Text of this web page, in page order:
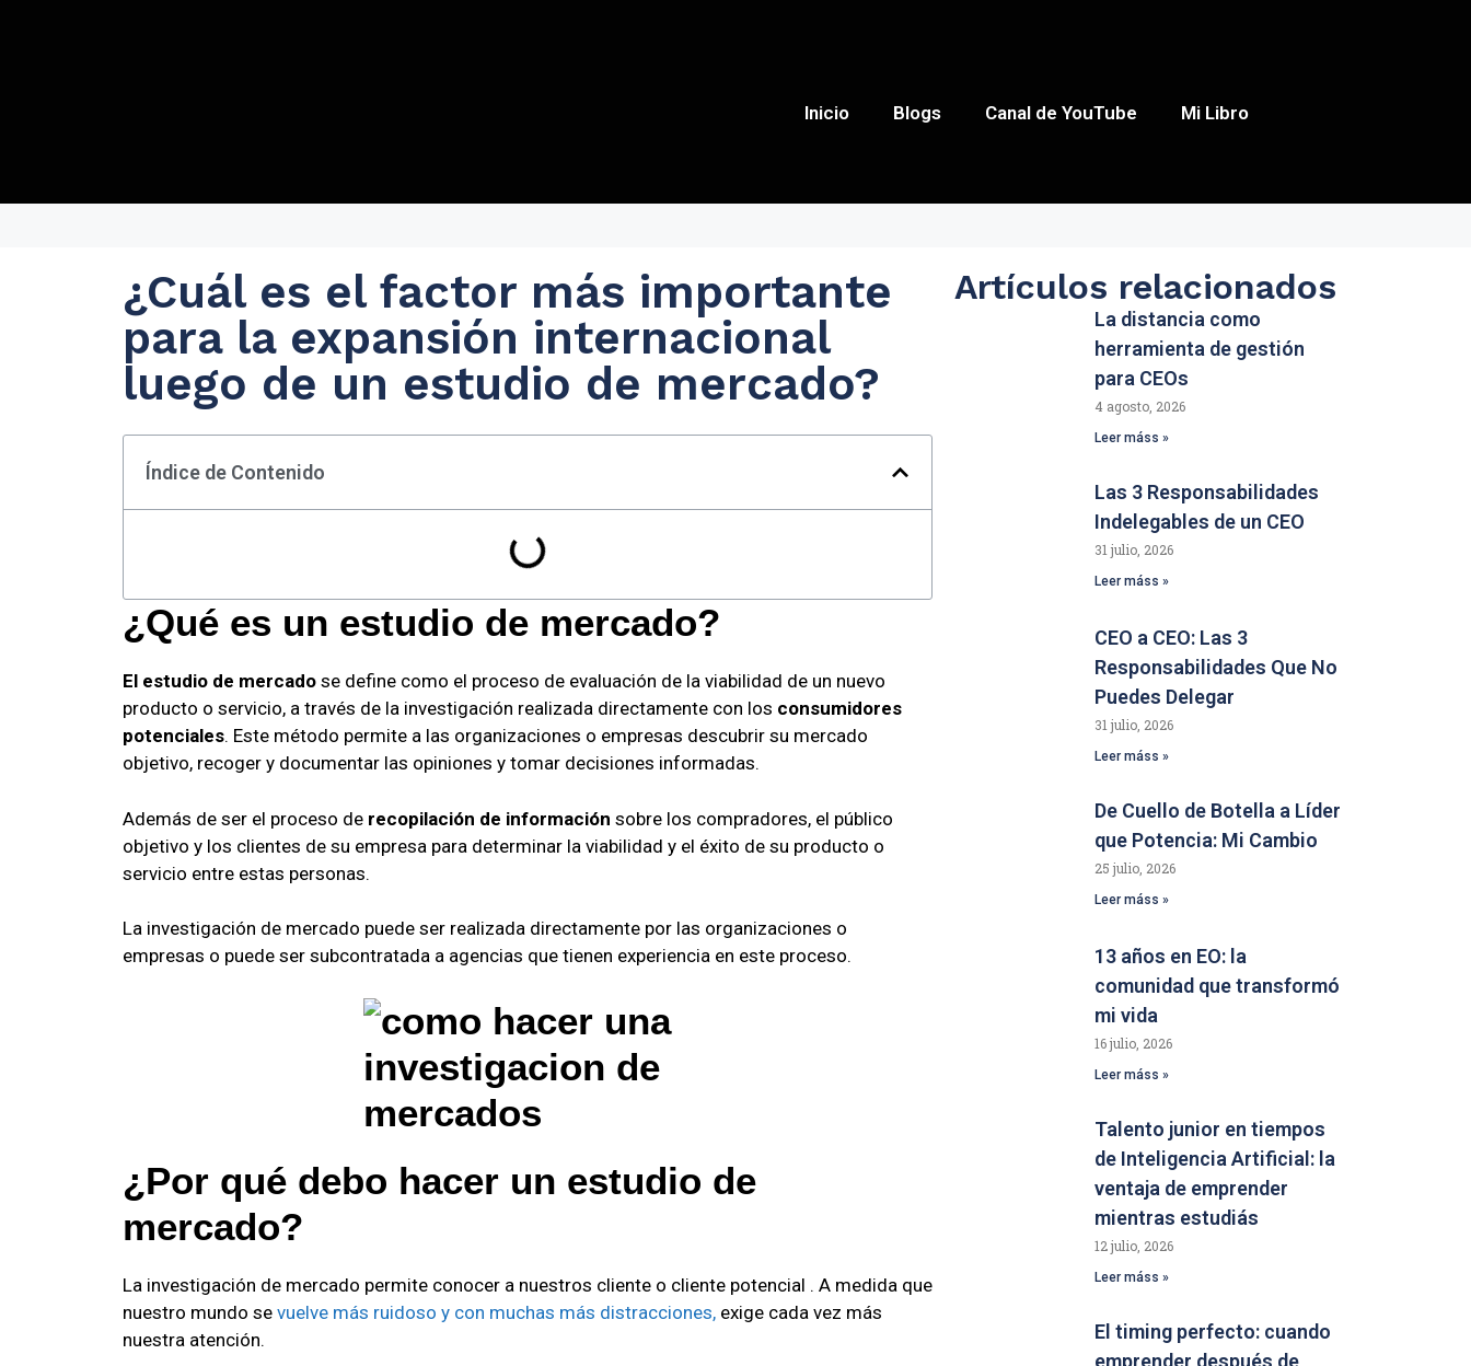
Inicio Blogs Canal de YouTube Mi Libro
¿Cuál es el factor más importante
para la expansión internacional
luego de un estudio de mercado?
Índice de Contenido
¿Qué es un estudio de mercado?
El estudio de mercado se define como el proceso de evaluación de la viabilidad de un nuevo
producto o servicio, a través de la investigación realizada directamente con los consumidores
potenciales. Este método permite a las organizaciones o empresas descubrir su mercado
objetivo, recoger y documentar las opiniones y tomar decisiones informadas.
Además de ser el proceso de recopilación de información sobre los compradores, el público
objetivo y los clientes de su empresa para determinar la viabilidad y el éxito de su producto o
servicio entre estas personas.
La investigación de mercado puede ser realizada directamente por las organizaciones o
empresas o puede ser subcontratada a agencias que tienen experiencia en este proceso.
¿Por qué debo hacer un estudio de
mercado?
La investigación de mercado permite conocer a nuestros cliente o cliente potencial . A medida que
nuestro mundo se vuelve más ruidoso y con muchas más distracciones, exige cada vez más
nuestra atención.
Artículos relacionados
La distancia como
herramienta de gestión
para CEOs
4 agosto, 2026
Leer máss »
Las 3 Responsabilidades
Indelegables de un CEO
31 julio, 2026
Leer máss »
CEO a CEO: Las 3
Responsabilidades Que No
Puedes Delegar
31 julio, 2026
Leer máss »
De Cuello de Botella a Líder
que Potencia: Mi Cambio
25 julio, 2026
Leer máss »
13 años en EO: la
comunidad que transformó
mi vida
16 julio, 2026
Leer máss »
Talento junior en tiempos
de Inteligencia Artificial: la
ventaja de emprender
mientras estudiás
12 julio, 2026
Leer máss »
El timing perfecto: cuando
emprender después de